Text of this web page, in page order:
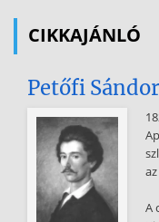
büszke lenne fiára pofon
egy zsák lőszert vesz.
belőle pillangó, s óvva
és a pap, Eiliftől hoznak
elbeszélgetnek, ezalatt
őt. Hirtelen ágyúszó
elmenekül, de a pipáját
Stüsszi a tábori zsoldot a
CIKKAJÁNLÓ
Petőfi Sándor
A